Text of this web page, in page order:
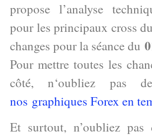
propose l’analyse
pour les principaux cross
changes pour la séance du
Pour mettre toutes les
côté, n‘oubliez pas
nos graphiques Forex en
Et surtout, n’oubliez pas